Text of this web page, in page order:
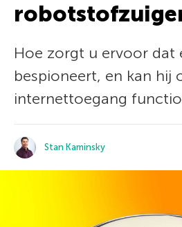
Hoe zorgt u ervoor dat
bespioneert, en kan hij
internettoegang
Stan Kaminsky